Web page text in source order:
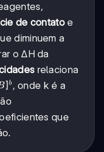
de contatoe
diminuem a
o ΔH da
relaciona
]b , onde k é a
que